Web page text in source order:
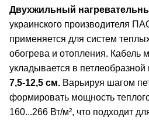
Двухжильный
украинского производителя
применяется для систем
обогрева и отопления. Кабель
укладывается в петлеобразной
7,5-12,5 см. Варьируя шагом
формировать мощность
160...266 Вт/м², что подходит